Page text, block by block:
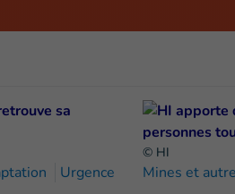
Urgence
© HI
Mines et